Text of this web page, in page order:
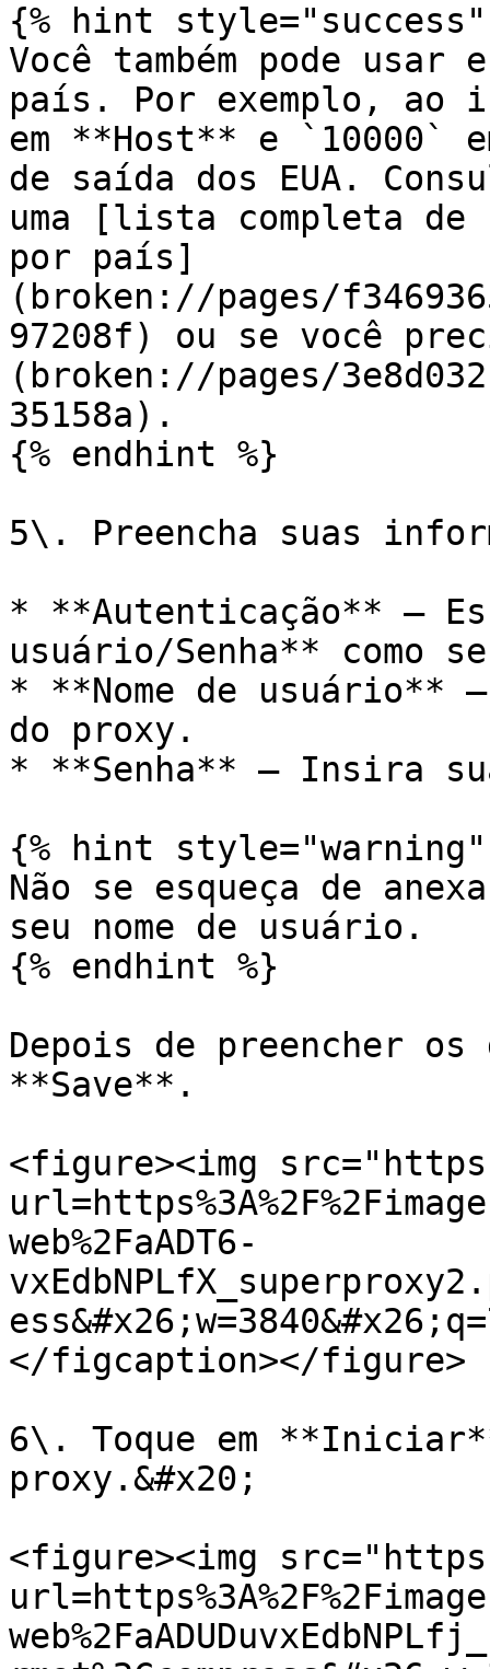
{% hint style="success"
Você também pode
país. Por exemplo,
em **Host** e `10000`
de saída dos EUA.
uma [lista completa de
por país]
(broken://pages/
97208f) ou se você
(broken://pages/
35158a).
{% endhint %}
5\. Preencha suas
* **Autenticação** –
usuário/Senha** como
* **Nome de usuário**
do proxy.
* **Senha** – Insira
{% hint style="warning"
Não se esqueça de
seu nome de usuário.
{% endhint %}
Depois de preencher
**Save**.
<figure><img
web%2FaADT6-
</figcaption></figure>
6\. Toque em
proxy.&#x20;
<figure><img